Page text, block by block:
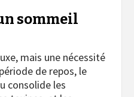
sommeil
mais une nécessité
de repos, le
consolide les